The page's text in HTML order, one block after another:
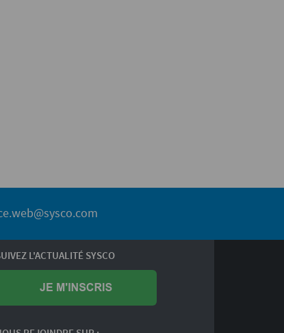
L'ACTUALITÉ SYSCO